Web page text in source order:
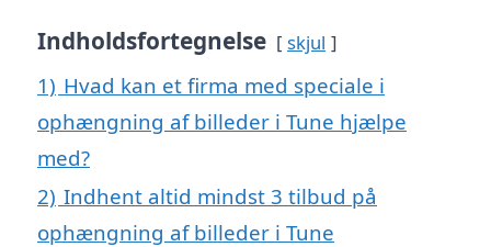
Indholdsfortegnelse skjul
1) Hvad kan et firma med speciale i
ophængning af billeder i Tune hjælpe
med?
2) Indhent altid mindst 3 tilbud på
ophængning af billeder i Tune